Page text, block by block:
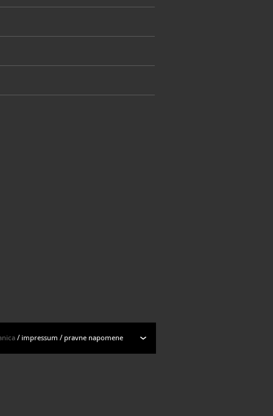
/ impressum / pravne napomene